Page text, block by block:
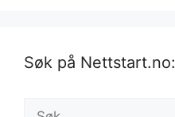
Søk på Nettstart.no: